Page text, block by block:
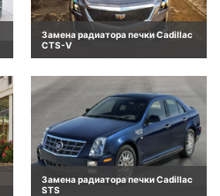
Замена радиатора печки Cadillac
CTS-V
Замена радиатора печки Cadillac
STS